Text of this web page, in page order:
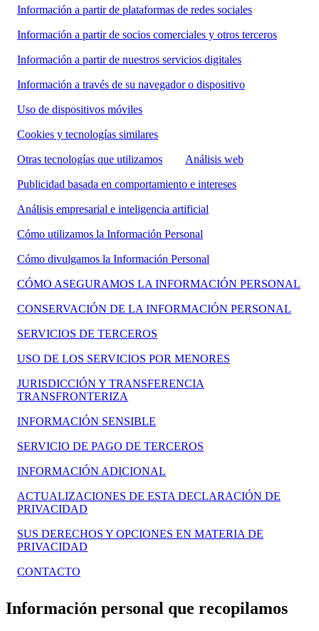
Información a partir de plataformas de redes sociales
Información a partir de socios comerciales y otros terceros
Información a partir de nuestros servicios digitales
Información a través de su navegador o dispositivo
Uso de dispositivos móviles
Cookies y tecnologías similares
Otras tecnologías que utilizamos Análisis web
Publicidad basada en comportamiento e intereses
Análisis empresarial e inteligencia artificial
Cómo utilizamos la Información Personal
Cómo divulgamos la Información Personal
CÓMO ASEGURAMOS LA INFORMACIÓN PERSONAL
CONSERVACIÓN DE LA INFORMACIÓN PERSONAL
SERVICIOS DE TERCEROS
USO DE LOS SERVICIOS POR MENORES
JURISDICCIÓN Y TRANSFERENCIA
TRANSFRONTERIZA
INFORMACIÓN SENSIBLE
SERVICIO DE PAGO DE TERCEROS
INFORMACIÓN ADICIONAL
ACTUALIZACIONES DE ESTA DECLARACIÓN DE
PRIVACIDAD
SUS DERECHOS Y OPCIONES EN MATERIA DE
PRIVACIDAD
CONTACTO
Información personal que recopilamos